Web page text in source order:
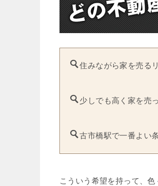
住みながら家を売る
少しでも高く家を売
古市橋駅で一番よい
こういう希望を持って、色